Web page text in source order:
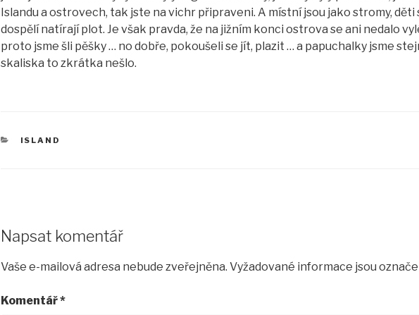
Islandu a ostrovech, tak jste na vichr připraveni. A místní jsou jako stromy, děti
dospělí natírají plot. Je však pravda, že na jižním konci ostrova se ani nedalo
proto jsme šli pěšky … no dobře, pokoušeli se jít, plazit … a papuchalky jsme
skaliska to zkrátka nešlo.
RUBRIKY
ISLAND
Napsat komentář
Vaše e-mailová adresa nebude zveřejněna. Vyžadované informace jsou
Komentář*